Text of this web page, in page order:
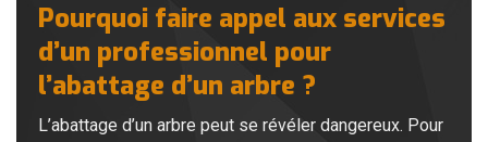
Pourquoi faire appel aux services
d’un professionnel pour
l’abattage d’un arbre ?
L’abattage d’un arbre peut se révéler dangereux. Pour